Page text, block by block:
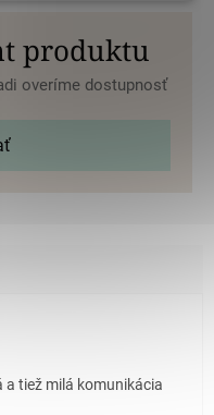
produktu
overíme dostupnosť
a tiež milá komunikácia